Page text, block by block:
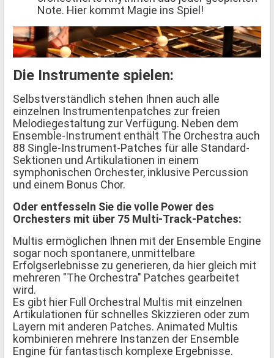
Note. Hier kommt Magie ins Spiel!
Die Instrumente spielen:
Selbstverständlich stehen Ihnen auch alle
einzelnen Instrumentenpatches zur freien
Melodiegestaltung zur Verfügung. Neben dem
Ensemble-Instrument enthält The Orchestra auch
88 Single-Instrument-Patches für alle Standard-
Sektionen und Artikulationen in einem
symphonischen Orchester, inklusive Percussion
und einem Bonus Chor.
Oder entfesseln Sie die volle Power des
Orchesters mit über 75 Multi-Track-Patches:
Multis ermöglichen Ihnen mit der Ensemble Engine
sogar noch spontanere, unmittelbare
Erfolgserlebnisse zu generieren, da hier gleich mit
mehreren "The Orchestra" Patches gearbeitet
wird.
Es gibt hier Full Orchestral Multis mit einzelnen
Artikulationen für schnelles Skizzieren oder zum
Layern mit anderen Patches. Animated Multis
kombinieren mehrere Instanzen der Ensemble
Engine für fantastisch komplexe Ergebnisse.